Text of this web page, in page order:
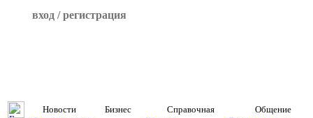
вход / регистрация
Новости Бизнес Справочная Общение